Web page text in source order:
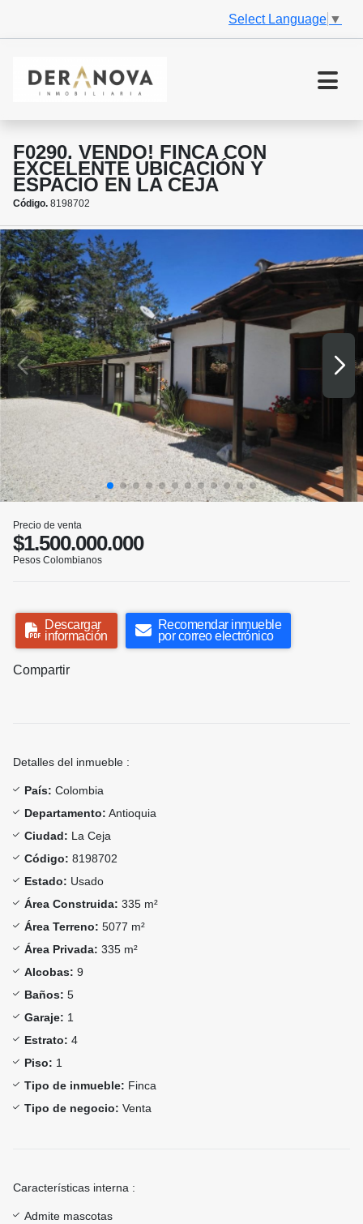
Select Language ▼
F0290. VENDO! FINCA CON
EXCELENTE UBICACIÓN Y
ESPACIO EN LA CEJA
Código. 8198702
Precio de venta
$1.500.000.000
Pesos Colombianos
Descargar
información
Recomendar inmueble
por correo electrónico
Compartir
Detalles del inmueble :
País: Colombia
Departamento: Antioquia
Ciudad: La Ceja
Código: 8198702
Estado: Usado
Área Construida: 335 m²
Área Terreno: 5077 m²
Área Privada: 335 m²
Alcobas: 9
Baños: 5
Garaje: 1
Estrato: 4
Piso: 1
Tipo de inmueble: Finca
Tipo de negocio: Venta
Características interna :
Admite mascotas